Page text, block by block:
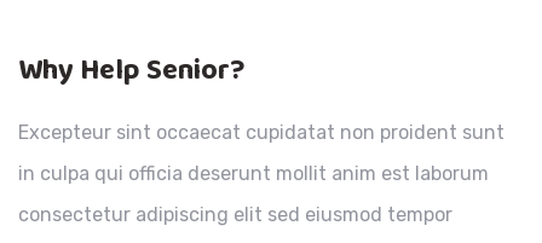
Why Help Senior?
Excepteur sint occaecat cupidatat non proident sunt
in culpa qui officia deserunt mollit anim est laborum
consectetur adipiscing elit sed eiusmod tempor